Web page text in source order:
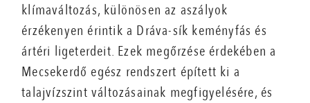
klímaváltozás, különösen az aszályok
érzékenyen érintik a Dráva-sík keményfás és
ártéri ligeterdeit. Ezek megőrzése érdekében a
Mecsekerdő egész rendszert épített ki a
talajvízszint változásainak megfigyelésére, és